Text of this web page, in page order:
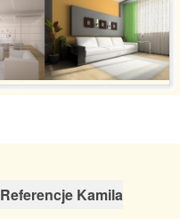
Referencje Kamila